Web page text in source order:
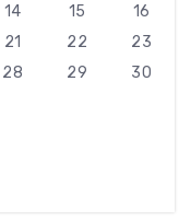
14 15
16
21 22
23
28 29
30